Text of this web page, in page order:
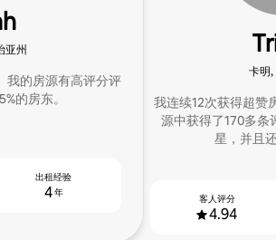
亚州
我的房源有高评分评
5%的房东。
4年
出租经验
卡明,
我连续12次获得超赞
源中获得了170多
星，并且
4.94
客人评分